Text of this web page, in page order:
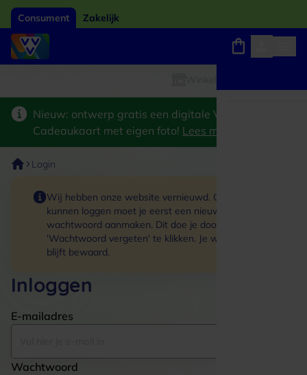
Consument Zakelijk
Nieuw: ontwerp gratis een digitale VVV
Cadeaukaart met eigen foto! Lees meer
Login
Wij hebben onze website vernieuwd. Om in te
kunnen loggen moet je eerst een nieuw
wachtwoord aanmaken. Dit doe je door op de link
'Wachtwoord vergeten' te klikken. Je winkelmand
blijft bewaard.
Inloggen
E-mailadres
Wachtwoord